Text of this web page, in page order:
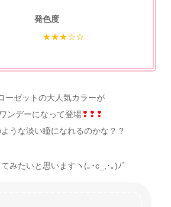
発色度
★★★☆☆
ーゼットの大人気カラーが
ンデーになって登場❢❢❢
うな淡い瞳になれるのかな？？
みたいと思いますヽ(｡･c_,･｡)ﾉﾞ